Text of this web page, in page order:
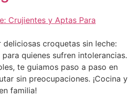
croquetas sin leche:
quienes sufren intolerancias.
te guiamos paso a paso en
sin preocupaciones. ¡Cocina y
familia!